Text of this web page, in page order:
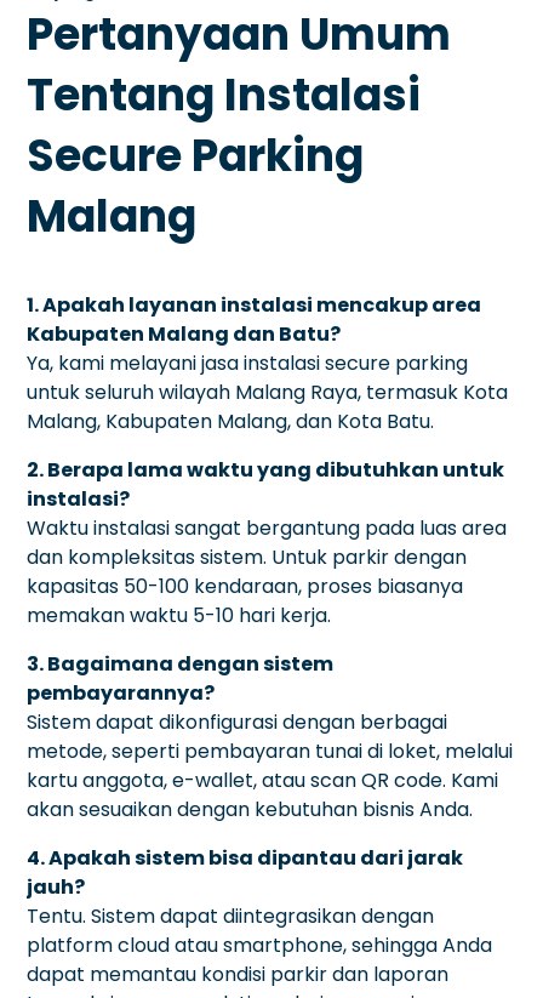
Pertanyaan Umum
Tentang Instalasi
Secure Parking
Malang
1. Apakah layanan instalasi mencakup area
Kabupaten Malang dan Batu?
Ya, kami melayani jasa instalasi secure parking
untuk seluruh wilayah Malang Raya, termasuk Kota
Malang, Kabupaten Malang, dan Kota Batu.
2. Berapa lama waktu yang dibutuhkan untuk
instalasi?
Waktu instalasi sangat bergantung pada luas area
dan kompleksitas sistem. Untuk parkir dengan
kapasitas 50-100 kendaraan, proses biasanya
memakan waktu 5-10 hari kerja.
3. Bagaimana dengan sistem
pembayarannya?
Sistem dapat dikonfigurasi dengan berbagai
metode, seperti pembayaran tunai di loket, melalui
kartu anggota, e-wallet, atau scan QR code. Kami
akan sesuaikan dengan kebutuhan bisnis Anda.
4. Apakah sistem bisa dipantau dari jarak
jauh?
Tentu. Sistem dapat diintegrasikan dengan
platform cloud atau smartphone, sehingga Anda
dapat memantau kondisi parkir dan laporan